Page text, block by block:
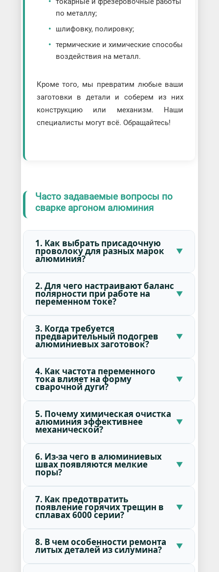
по металлу;
шлифовку, полировку;
термические и химические способы
воздействия на металл.
Кроме того, мы превратим любые ваши
заготовки в детали и соберем из них
конструкцию или механизм. Наши
специалисты могут всё. Обращайтесь!
Часто задаваемые вопросы по
сварке аргоном алюминия
1. Как выбрать присадочную
проволоку для разных марок
алюминия?
2. Для чего настраивают баланс
полярности при работе на
переменном токе?
3. Когда требуется
предварительный подогрев
алюминиевых заготовок?
4. Как частота переменного
тока влияет на форму
сварочной дуги?
5. Почему химическая очистка
алюминия эффективнее
механической?
6. Из-за чего в алюминиевых
швах появляются мелкие
поры?
7. Как предотвратить
появление горячих трещин в
сплавах 6000 серии?
8. В чем особенности ремонта
литых деталей из силумина?